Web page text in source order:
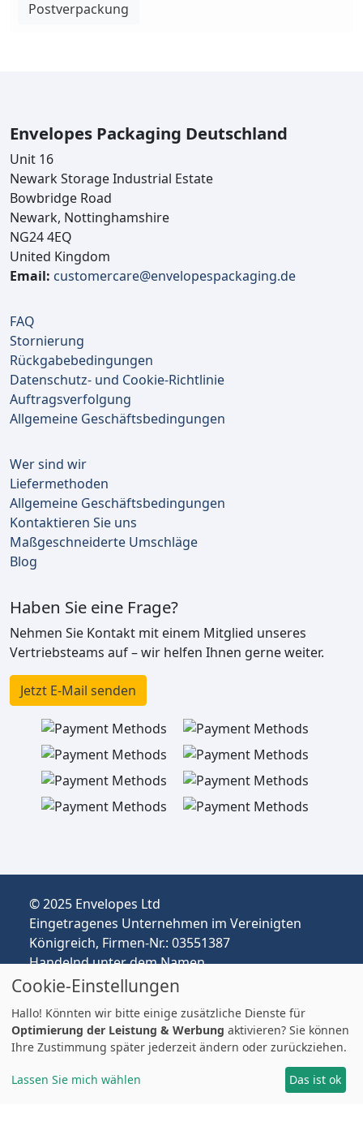
Postverpackung
Envelopes Packaging Deutschland
Unit 16
Newark Storage Industrial Estate
Bowbridge Road
Newark, Nottinghamshire
NG24 4EQ
United Kingdom
Email: customercare@envelopespackaging.de
FAQ
Stornierung
Rückgabebedingungen
Datenschutz- und Cookie-Richtlinie
Auftragsverfolgung
Allgemeine Geschäftsbedingungen
Wer sind wir
Liefermethoden
Allgemeine Geschäftsbedingungen
Kontaktieren Sie uns
Maßgeschneiderte Umschläge
Blog
Haben Sie eine Frage?
Nehmen Sie Kontakt mit einem Mitglied unseres
Vertriebsteams auf – wir helfen Ihnen gerne weiter.
Jetzt E-Mail senden
© 2025 Envelopes Ltd
Eingetragenes Unternehmen im Vereinigten
Königreich, Firmen-Nr.: 03551387
Handelnd unter dem Namen
envelopespackaging.de | Versand vom
Vereinigten Königreich nach Deutschland
Preise in EUR | Zölle & MwSt. können anfallen.
Impressum
Cookie-Einstellungen
Hallo! Könnten wir bitte einige zusätzliche Dienste für
Optimierung der Leistung & Werbung aktivieren? Sie können
Ihre Zustimmung später jederzeit ändern oder zurückziehen.
Lassen Sie mich wählen Das ist ok